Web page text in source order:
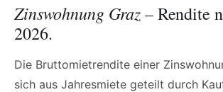
Zinswohnung Graz –Rendite
2026.
Die Bruttomietrendite einer
sich aus Jahresmiete geteilt durch